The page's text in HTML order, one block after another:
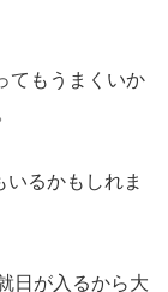
てもうまくいか
るかもしれま
日が入るから大